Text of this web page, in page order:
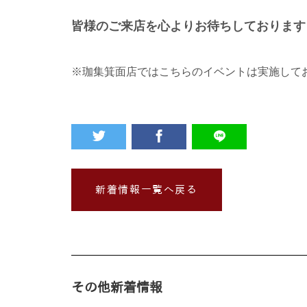
皆様のご来店を心よりお待ちしております
※珈集箕面店ではこちらのイベントは実施して
新着情報一覧へ戻る
その他新着情報